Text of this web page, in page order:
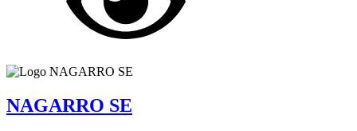
NAGARRO SE